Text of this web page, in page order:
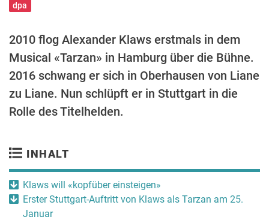
dpa
2010 flog Alexander Klaws erstmals in dem
Musical «Tarzan» in Hamburg über die Bühne.
2016 schwang er sich in Oberhausen von Liane
zu Liane. Nun schlüpft er in Stuttgart in die
Rolle des Titelhelden.
INHALT
Klaws will «kopfüber einsteigen»
Erster Stuttgart-Auftritt von Klaws als Tarzan am 25.
Januar